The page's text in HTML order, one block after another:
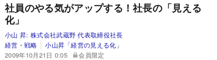
社員のやる気がアップする！社長の「見える
化」
小山 昇: 株式会社武蔵野 代表取締役社長
経営・戦略
小山昇「経営の見える化」
2009年10月21日 0:05
会員限定